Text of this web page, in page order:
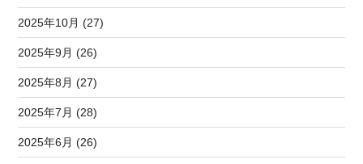
2025年10月 (27)
2025年9月 (26)
2025年8月 (27)
2025年7月 (28)
2025年6月 (26)